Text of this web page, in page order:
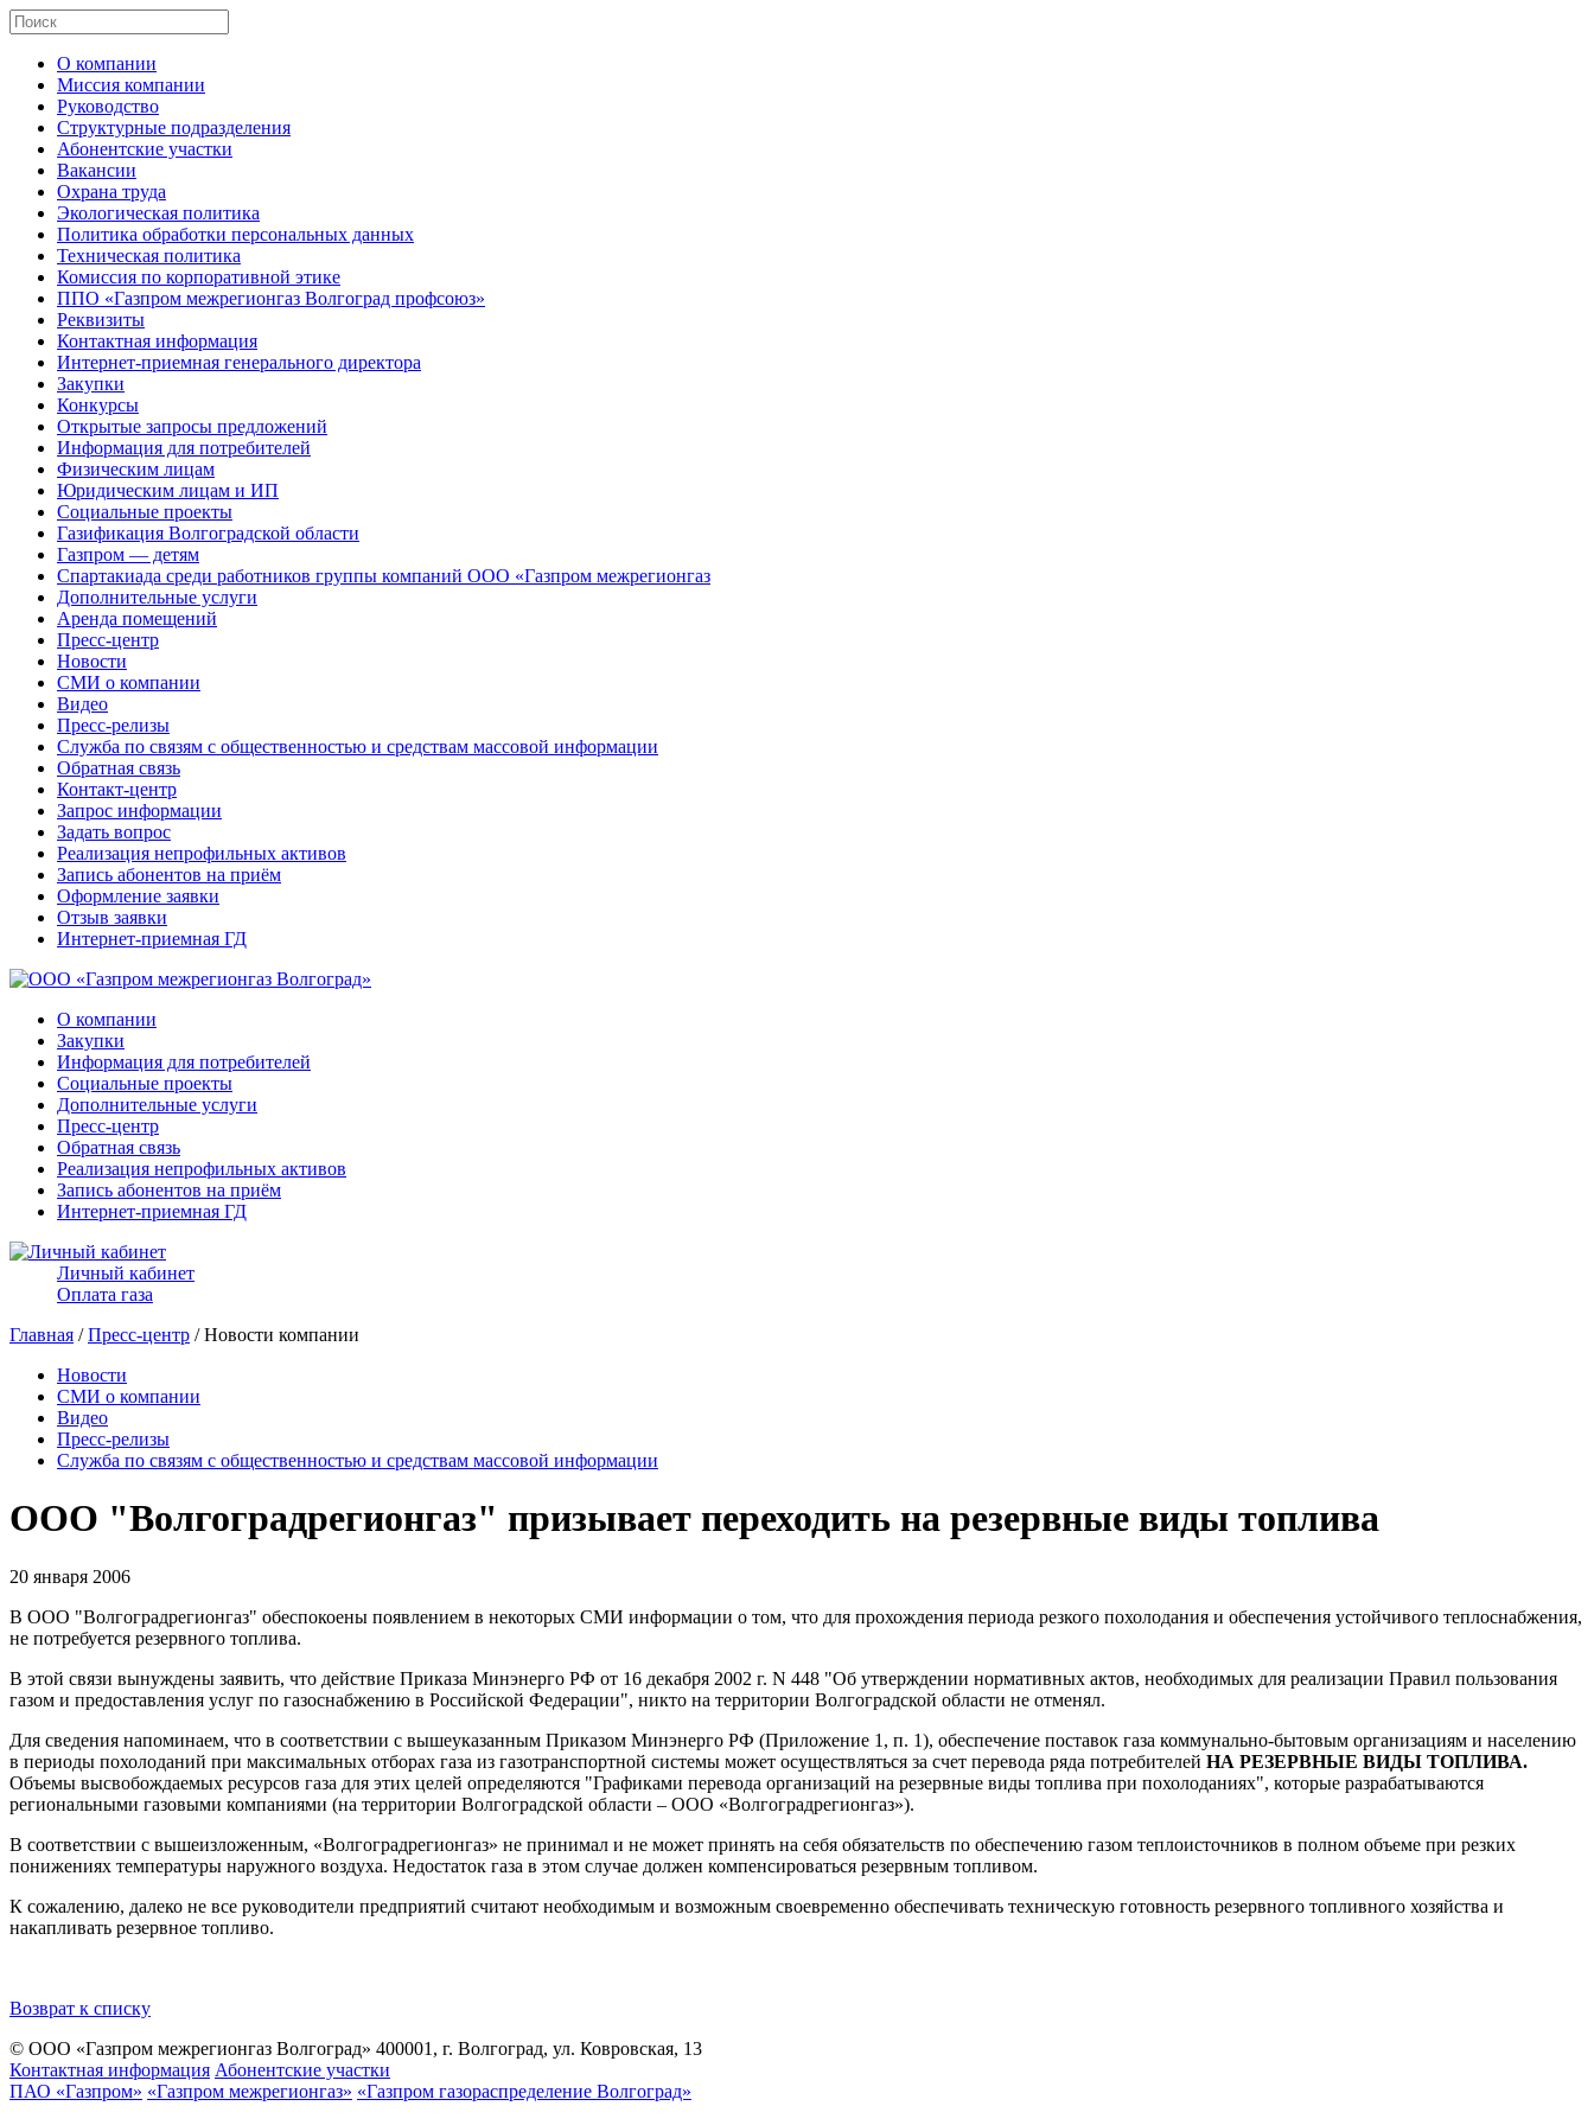
О компании
Миссия компании
Руководство
Структурные подразделения
Абонентские участки
Вакансии
Охрана труда
Экологическая политика
Политика обработки персональных данных
Техническая политика
Комиссия по корпоративной этике
ППО «Газпром межрегионгаз Волгоград профсоюз»
Реквизиты
Контактная информация
Интернет-приемная генерального директора
Закупки
Конкурсы
Открытые запросы предложений
Информация для потребителей
Физическим лицам
Юридическим лицам и ИП
Социальные проекты
Газификация Волгоградской области
Газпром — детям
Спартакиада среди работников группы компаний ООО «Газпром межрегионгаз
Дополнительные услуги
Аренда помещений
Пресс-центр
Новости
СМИ о компании
Видео
Пресс-релизы
Служба по связям с общественностью и средствам массовой информации
Обратная связь
Контакт-центр
Запрос информации
Задать вопрос
Реализация непрофильных активов
Запись абонентов на приём
Оформление заявки
Отзыв заявки
Интернет-приемная ГД
О компании
Закупки
Информация для потребителей
Социальные проекты
Дополнительные услуги
Пресс-центр
Обратная связь
Реализация непрофильных активов
Запись абонентов на приём
Интернет-приемная ГД
Личный кабинет
Оплата газа
Главная /Пресс-центр / Новости компании
Новости
СМИ о компании
Видео
Пресс-релизы
Служба по связям с общественностью и средствам массовой информации
ООО "Волгоградрегионгаз" призывает переходить на резервные виды топлива
20 января 2006
В ООО "Волгоградрегионгаз" обеспокоены появлением в некоторых СМИ информации о том, что для прохождения периода резкого похолодания и обеспечения устойчивого теплоснабжения,
не потребуется резервного топлива.
В этой связи вынуждены заявить, что действие Приказа Минэнерго РФ от 16 декабря 2002 г. N 448 "Об утверждении нормативных актов, необходимых для реализации Правил пользования
газом и предоставления услуг по газоснабжению в Российской Федерации", никто на территории Волгоградской области не отменял.
Для сведения напоминаем, что в соответствии с вышеуказанным Приказом Минэнерго РФ (Приложение 1, п. 1), обеспечение поставок газа коммунально-бытовым организациям и населению
в периоды похолоданий при максимальных отборах газа из газотранспортной системы может осуществляться за счет перевода ряда потребителей НА РЕЗЕРВНЫЕ ВИДЫ ТОПЛИВА.
Объемы высвобождаемых ресурсов газа для этих целей определяются "Графиками перевода организаций на резервные виды топлива при похолоданиях", которые разрабатываются
региональными газовыми компаниями (на территории Волгоградской области – ООО «Волгоградрегионгаз»).
В соответствии с вышеизложенным, «Волгоградрегионгаз» не принимал и не может принять на себя обязательств по обеспечению газом теплоисточников в полном объеме при резких
понижениях температуры наружного воздуха. Недостаток газа в этом случае должен компенсироваться резервным топливом.
К сожалению, далеко не все руководители предприятий считают необходимым и возможным своевременно обеспечивать техническую готовность резервного топливного хозяйства и
накапливать резервное топливо.
Возврат к списку
© ООО «Газпром межрегионгаз Волгоград» 400001, г. Волгоград, ул. Ковровская, 13
Контактная информация Абонентские участки
ПАО «Газпром» «Газпром межрегионгаз» «Газпром газораспределение Волгоград»